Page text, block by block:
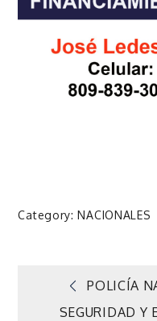
Category:NACIONALES
POLICÍA
SEGURIDAD Y